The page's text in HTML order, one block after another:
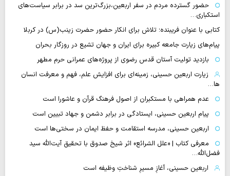
حضور گسترده مردم در سفر اربعین،بزرگ‌ترین سد در برابر سیاست‌های
استکباری…
کتابی با عنوان فریبنده؛ تلاش برای انکار حضور حضرت زینب(س) در کربلا
پیام‌های زیارت جامعه کبیره برای ایران و جهان تشیع در روزگار بحران
بازدید تولیت آستان قدس رضوی از پروژه‌های عمرانی حرم مطهر
زیارت اربعین حسینی، زمینه‌ای برای افزایش علم، فهم و معرفت انسان
ها…
عدم همراهی با مستکبران از اصول فرهنگ قرآن و عاشورا است
پیام اربعین حسینی، ایستادگی در برابر دشمن و جهاد تبیین است
اربعین حسینی، مدرسه استقامت و حفظ ایمان در سختی‌ها است
معرفی کتاب | «علل الشرائع» اثر شیخ صدوق با تحقیق آیت‌الله سید
فضل‌الله…
اربعین حسینی، آغازِ مسیرِ شناختِ وظیفه است